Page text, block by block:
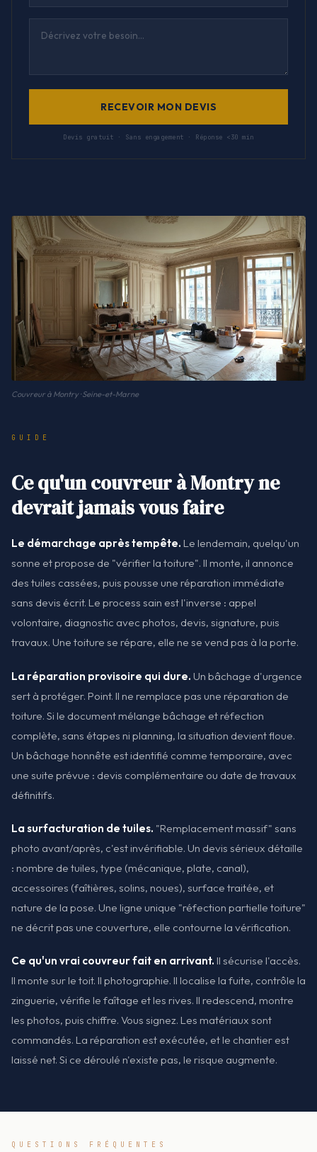
RECEVOIR MON DEVIS
Devis gratuit · Sans engagement · Réponse <30 min
Couvreur à Montry · Seine-et-Marne
GUIDE
Ce qu'un couvreur à Montry ne
devrait jamais vous faire
Le démarchage après tempête. Le lendemain, quelqu'un
sonne et propose de "vérifier la toiture". Il monte, il annonce
des tuiles cassées, puis pousse une réparation immédiate
sans devis écrit. Le process sain est l'inverse : appel
volontaire, diagnostic avec photos, devis, signature, puis
travaux. Une toiture se répare, elle ne se vend pas à la porte.
La réparation provisoire qui dure. Un bâchage d'urgence
sert à protéger. Point. Il ne remplace pas une réparation de
toiture. Si le document mélange bâchage et réfection
complète, sans étapes ni planning, la situation devient floue.
Un bâchage honnête est identifié comme temporaire, avec
une suite prévue : devis complémentaire ou date de travaux
définitifs.
La surfacturation de tuiles. "Remplacement massif" sans
photo avant/après, c'est invérifiable. Un devis sérieux détaille
: nombre de tuiles, type (mécanique, plate, canal),
accessoires (faîtières, solins, noues), surface traitée, et
nature de la pose. Une ligne unique "réfection partielle toiture"
ne décrit pas une couverture, elle contourne la vérification.
Ce qu'un vrai couvreur fait en arrivant. Il sécurise l'accès.
Il monte sur le toit. Il photographie. Il localise la fuite, contrôle la
zinguerie, vérifie le faîtage et les rives. Il redescend, montre
les photos, puis chiffre. Vous signez. Les matériaux sont
commandés. La réparation est exécutée, et le chantier est
laissé net. Si ce déroulé n'existe pas, le risque augmente.
QUESTIONS FRÉQUENTES